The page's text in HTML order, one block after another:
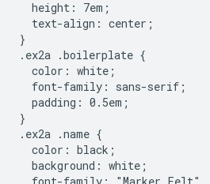
  height: 7em;
  text-align: center;
}
.ex2a .boilerplate {
  color: white;
  font-family: sans-serif;
  padding: 0.5em;
}
.ex2a .name {
  color: black;
  background: white;